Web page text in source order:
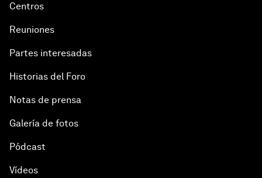
Centros
Reuniones
Partes interesadas
Historias del Foro
Notas de prensa
Galería de fotos
Pódcast
Vídeos